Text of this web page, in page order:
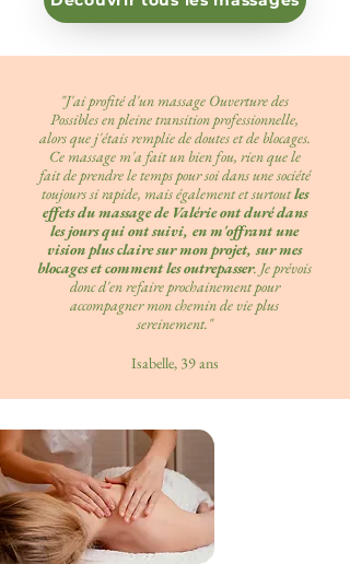
"J'ai profité d'un massage Ouverture des
Possibles en pleine transition professionnelle,
alors que j'étais remplie de doutes et de blocages.
Ce massage m'a fait un bien fou, rien que le
fait de prendre le temps pour soi dans une société
toujours si rapide, mais également et surtoutles
effets du massage de Valérie ont duré dans
les jours qui ont suivi, en m'offrant une
vision plus claire sur mon projet, sur mes
blocages et comment les outrepasser. Je prévois
donc d'en refaire prochainement pour
accompagner mon chemin de vie plus
sereinement."
Isabelle, 39 ans